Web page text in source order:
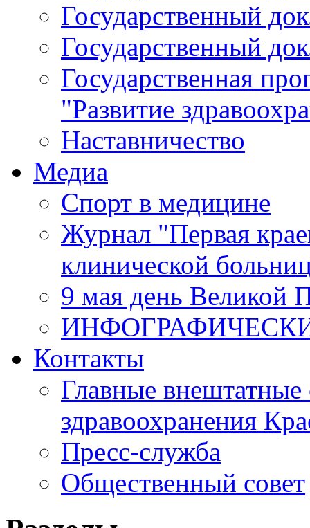
Государственный
Государственный
Государственная
"Развитие
Наставничество
Медиа
Спорт в медицине
Журнал "Первая
клинической
9 мая день Великой
Контакты
Главные внештатные
здравоохранения
Пресс-служба
Общественный совет